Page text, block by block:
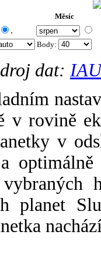
Měsíc
.
Body:
dat:
v rovině
v
planet